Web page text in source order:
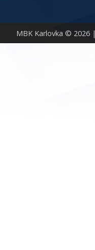
MBK Karlovka © 2026 |